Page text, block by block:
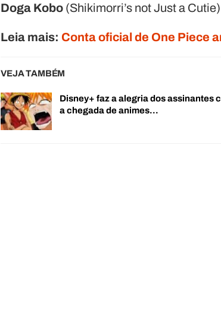
Doga Kobo (Shikimorri’s not Just a
Leia mais: Conta oficial de One Piece
VEJA TAMBÉM
Disney+ faz a alegria dos assinantes
a chegada de animes…